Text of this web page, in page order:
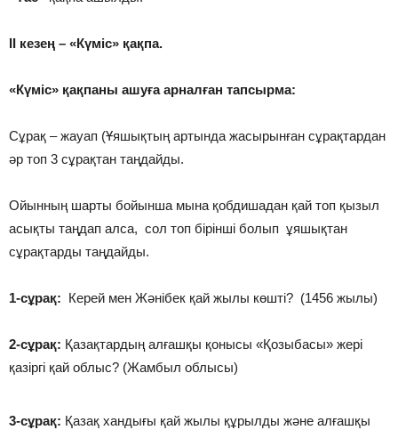
ІІ кезең – «Күміс» қақпа.
«Күміс» қақпаны ашуға арналған тапсырма:
Сұрақ – жауап (Ұяшықтың артында жасырынған сұрақтардан
әр топ 3 сұрақтан таңдайды.
Ойынның шарты бойынша мына қобдишадан қай топ қызыл
асықты таңдап алса, сол топ бірінші болып ұяшықтан
сұрақтарды таңдайды.
1-сұрақ: Керей мен Жәнібек қай жылы көшті? (1456 жылы)
2-сұрақ: Қазақтардың алғашқы қонысы «Қозыбасы» жері
қазіргі қай облыс? (Жамбыл облысы)
3-сұрақ: Қазақ хандығы қай жылы құрылды және алғашқы